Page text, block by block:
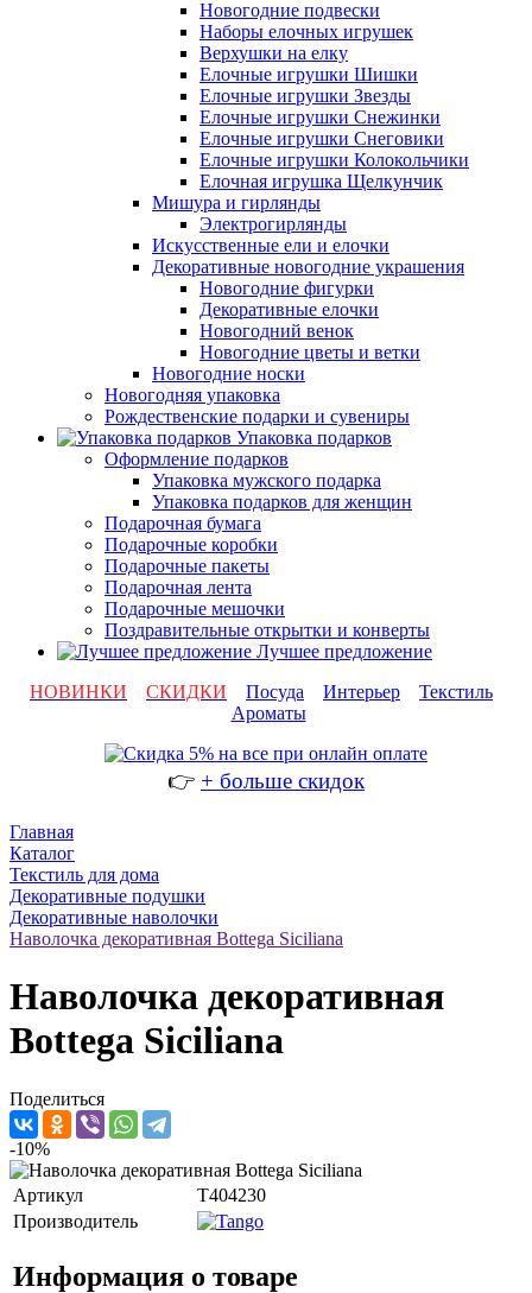
Новогодние подвески
Наборы елочных игрушек
Верхушки на елку
Елочные игрушки Шишки
Елочные игрушки Звезды
Елочные игрушки Снежинки
Елочные игрушки Снеговики
Елочные игрушки Колокольчики
Елочная игрушка Щелкунчик
Мишура и гирлянды
Электрогирлянды
Искусственные ели и елочки
Декоративные новогодние украшения
Новогодние фигурки
Декоративные елочки
Новогодний венок
Новогодние цветы и ветки
Новогодние носки
Новогодняя упаковка
Рождественские подарки и сувениры
Упаковка подарков
Оформление подарков
Упаковка мужского подарка
Упаковка подарков для женщин
Подарочная бумага
Подарочные коробки
Подарочные пакеты
Подарочная лента
Подарочные мешочки
Поздравительные открытки и конверты
Лучшее предложение
НОВИНКИ
СКИДКИ Посуда Интерьер
Текстиль
Ароматы
👉 + больше скидок
Главная
Каталог
Текстиль для дома
Декоративные подушки
Декоративные наволочки
Наволочка декоративная Bottega Siciliana
Наволочка декоративная
Bottega Siciliana
Поделиться
-10%
Артикул
T404230
Производитель
Информация о товаре